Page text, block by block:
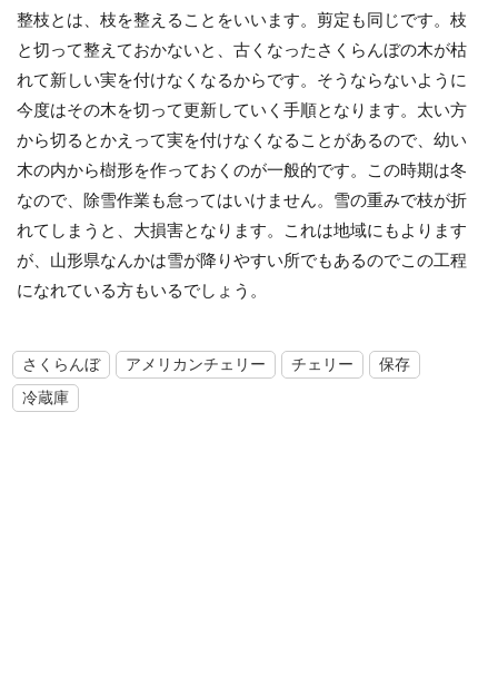
整枝とは、枝を整えることをいいます。剪定も同じです。枝
と切って整えておかないと、古くなったさくらんぼの木が枯
れて新しい実を付けなくなるからです。そうならないように
今度はその木を切って更新していく手順となります。太い方
から切るとかえって実を付けなくなることがあるので、幼い
木の内から樹形を作っておくのが一般的です。この時期は冬
なので、除雪作業も怠ってはいけません。雪の重みで枝が折
れてしまうと、大損害となります。これは地域にもよります
が、山形県なんかは雪が降りやすい所でもあるのでこの工程
になれている方もいるでしょう。
さくらんぼ アメリカンチェリー チェリー
保存
冷蔵庫